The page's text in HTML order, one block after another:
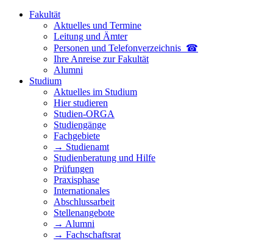
Fakultät
Aktuelles und Termine
Leitung und Ämter
Personen und Telefon­verzeichnis ☎
Ihre Anreise zur Fakultät
Alumni
Studium
Aktuelles im Studium
Hier studieren
Studien-ORGA
Studiengänge
Fachgebiete
→ Studienamt
Studienberatung und Hilfe
Prüfungen
Praxisphase
Internationales
Abschlussarbeit
Stellenangebote
→ Alumni
→ Fachschaftsrat